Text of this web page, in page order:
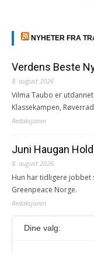
NYHETER FRA
Verdens Beste
8. august 2026
Vilma Taubo er
Klassekampen,
Redaksjonen
Juni Haugan
8. august 2026
Hun har tidligere jobbet
Greenpeace Norge.
Redaksjonen
Journalist fra
Dine valg: